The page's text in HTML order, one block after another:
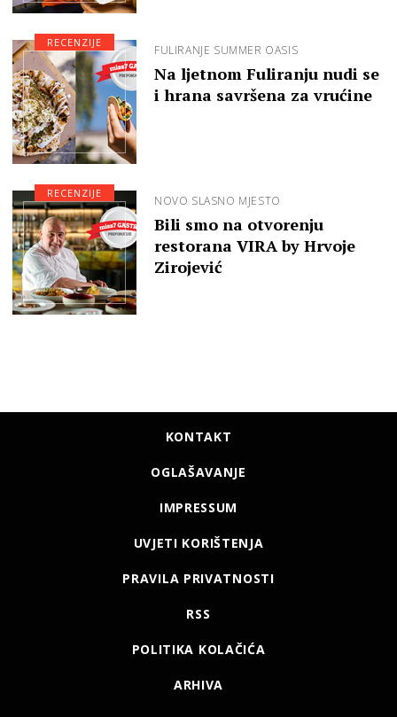
FULIRANJE SUMMER OASIS
Na ljetnom Fuliranju nudi se
i hrana savršena za vrućine
RECENZIJE
NOVO SLASNO MJESTO
Bili smo na otvorenju
restorana VIRA by Hrvoje
Zirojević
RECENZIJE
KONTAKT
OGLAŠAVANJE
IMPRESSUM
UVJETI KORIŠTENJA
PRAVILA PRIVATNOSTI
RSS
POLITIKA KOLAČIĆA
ARHIVA